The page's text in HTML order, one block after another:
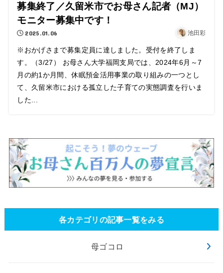
募集終了／久留米市でお母さん記者（MJ）
モニター募集中です！
2025.01.06 池田彩
※おかげさまで募集定員に達しました。受付を終了しま
す。（3/27） お母さん大学福岡支局では、2024年6月～7
月の約1か月間、休眠預金活用事業の取り組みの一つとし
て、久留米市における孤立した子育ての実態調査を行いま
した...
各カテゴリの記事一覧をみる
母ゴコロ